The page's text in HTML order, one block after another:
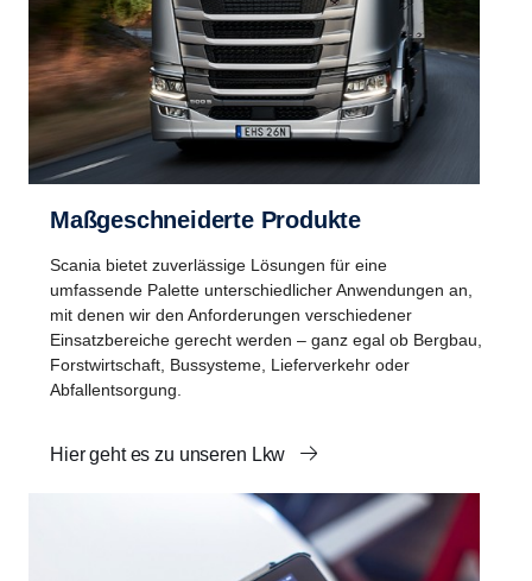
Maßgeschneiderte Produkte
Scania bietet zuverlässige Lösungen für eine
umfassende Palette unterschiedlicher Anwendungen an,
mit denen wir den Anforderungen verschiedener
Einsatzbereiche gerecht werden – ganz egal ob Bergbau,
Forstwirtschaft, Bussysteme, Lieferverkehr oder
Abfallentsorgung.
Hier geht es zu unseren Lkw